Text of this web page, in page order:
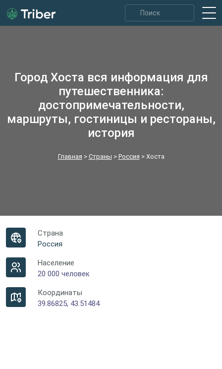
Город Хоста вся информация для
путешественника:
достопримечательности,
маршруты, гостиницы и рестораны,
история
Главная > Страны > Россия > Хоста
Страна
Россия
Население
20 000 человек
Координаты
39.86825, 43.51484